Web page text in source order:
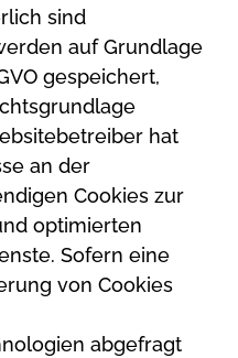
sind
auf Grundlage
gespeichert,
hat
an der
Cookies zur
optimierten
Sofern eine
von Cookies
abgefragt